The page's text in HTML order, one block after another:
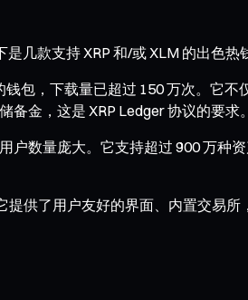
几款支持 XRP 和/或 XLM 的出色热
包，下载量已超过 150 万次。它
备金，这是 XRP Ledger 协议的要求。
数量庞大。它支持超过 900 万种
供了用户友好的界面、内置交易